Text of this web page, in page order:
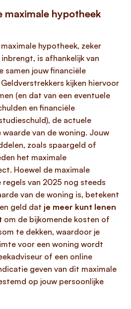
maximale hypotheek
hypotheek, zeker
is afhankelijk van
samen jouw financiële
kijken hiervoor
(en dat van een eventuele
en financiële
de actuele
van de woning. Jouw
zoals spaargeld of
het maximale
Hoewel de maximale
van 2025 nog steeds
van de woning is, betekent
geld dat je meer kunt lenen
om de bijkomende kosten of
te dekken, waardoor je
voor een woning wordt
of een online
geven van dit maximale
op jouw persoonlijke